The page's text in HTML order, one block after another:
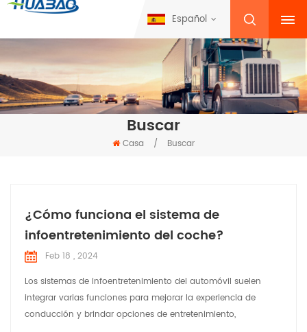
Español
Buscar
Casa / Buscar
¿Cómo funciona el sistema de
infoentretenimiento del coche?
Feb 18 , 2024
Los sistemas de infoentretenimiento del automóvil suelen
integrar varias funciones para mejorar la experiencia de
conducción y brindar opciones de entretenimiento,